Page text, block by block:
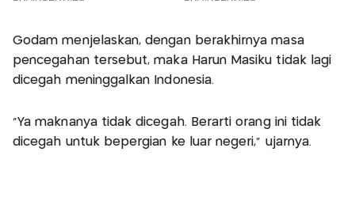
Godam menjelaskan, dengan berakhirnya masa
pencegahan tersebut, maka Harun Masiku tidak lagi
dicegah meninggalkan Indonesia.
"Ya maknanya tidak dicegah. Berarti orang ini tidak
dicegah untuk bepergian ke luar negeri," ujarnya.